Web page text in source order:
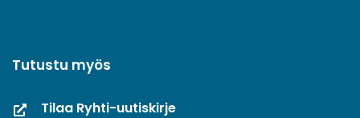
Tutustu myös
Tilaa Ryhti-uutiskirje